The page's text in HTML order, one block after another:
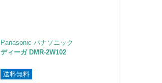
Panasonic パナソニック
ディーガ DMR-2W102
送料無料